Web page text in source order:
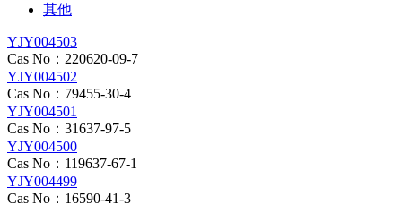
其他
YJY004503
Cas No：220620-09-7
YJY004502
Cas No：79455-30-4
YJY004501
Cas No：31637-97-5
YJY004500
Cas No：119637-67-1
YJY004499
Cas No：16590-41-3